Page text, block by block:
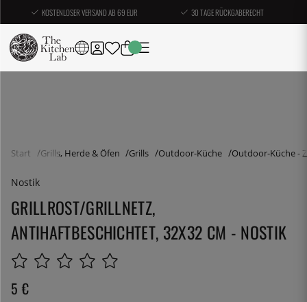
KOSTENLOSER VERSAND AB 69 EUR 30 TAGE RÜCKGABERECHT
Start Grills, Herde & Öfen Grills Outdoor-Küche Outdoor-Küche -
Nostik
GRILLROST/GRILLNETZ,
ANTIHAFTBESCHICHTET, 32X32 CM - NOSTIK
5 €